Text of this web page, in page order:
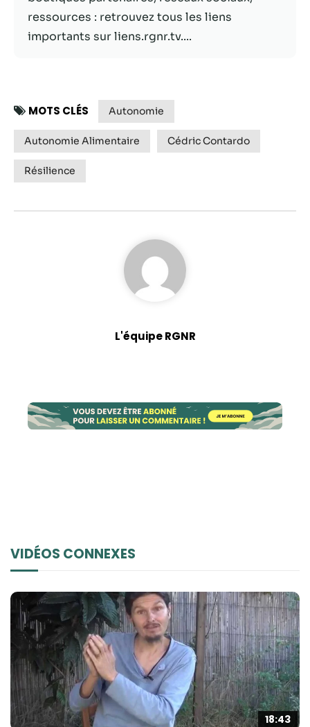
ressources : retrouvez tous les liens
importants sur liens.rgnr.tv....
MOTS CLÉS Autonomie
Autonomie Alimentaire Cédric Contardo
Résilience
L'équipe RGNR
VIDÉOS CONNEXES
18:43
de la façon
dont le site
Web est
fonctionne
aussi bien que
ces cookies,
disparaîtront
du site Web.
En partageant
visitez notre
site, vous